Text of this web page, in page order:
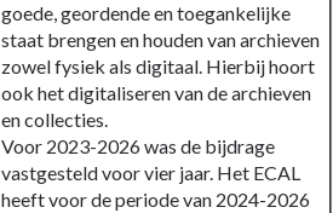
goede, geordende en toegankelijke
staat brengen en houden van archieven
zowel fysiek als digitaal. Hierbij hoort
ook het digitaliseren van de archieven
en collecties.
Voor 2023-2026 was de bijdrage
vastgesteld voor vier jaar. Het ECAL
heeft voor de periode van 2024-2026